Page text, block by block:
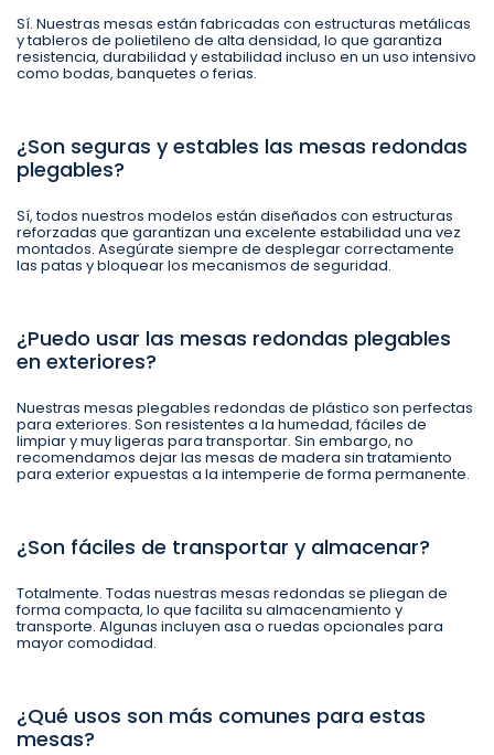
Sí. Nuestras mesas están fabricadas con estructuras metálicas
y tableros de polietileno de alta densidad, lo que garantiza
resistencia, durabilidad y estabilidad incluso en un uso intensivo
como bodas, banquetes o ferias.
¿Son seguras y estables las mesas redondas
plegables?
Sí, todos nuestros modelos están diseñados con estructuras
reforzadas que garantizan una excelente estabilidad una vez
montados. Asegúrate siempre de desplegar correctamente
las patas y bloquear los mecanismos de seguridad.
¿Puedo usar las mesas redondas plegables
en exteriores?
Nuestras mesas plegables redondas de plástico son perfectas
para exteriores. Son resistentes a la humedad, fáciles de
limpiar y muy ligeras para transportar. Sin embargo, no
recomendamos dejar las mesas de madera sin tratamiento
para exterior expuestas a la intemperie de forma permanente.
¿Son fáciles de transportar y almacenar?
Totalmente. Todas nuestras mesas redondas se pliegan de
forma compacta, lo que facilita su almacenamiento y
transporte. Algunas incluyen asa o ruedas opcionales para
mayor comodidad.
¿Qué usos son más comunes para estas
mesas?